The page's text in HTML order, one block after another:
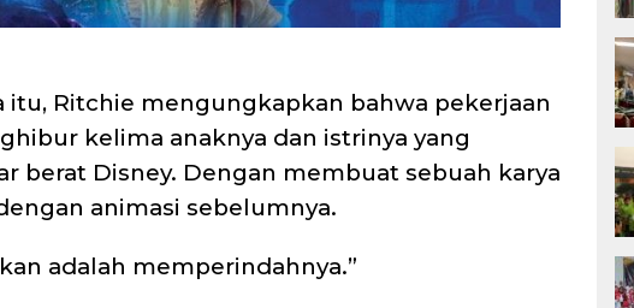
itu, Ritchie mengungkapkan bahwa pekerjaan
kelima anaknya dan istrinya yang
berat Disney. Dengan membuat sebuah karya
animasi sebelumnya.
adalah memperindahnya.”